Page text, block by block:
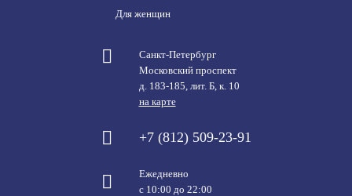
Для женщин
Санкт-Петербург
Московский проспект
д. 183-185, лит. Б, к. 10
на карте
+7 (812) 509-23-91
Ежедневно
с 10:00 до 22:00